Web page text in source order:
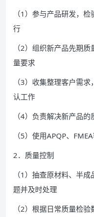
（1）参与产品研发，
行
（2）组织新产品先期
量要求
（3）收集整理客户需
认工作
（4）负责解决新产品
（5）使用APQP、
2．质量控制
（1）抽查原材料、半
题并及时处理
（2）根据日常质量检